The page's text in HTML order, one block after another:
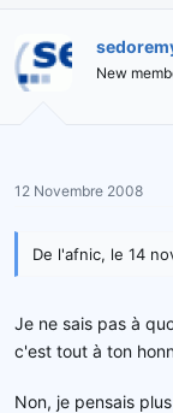
New
12 Novembre 2008
De l'afnic, le 14
Je ne sais pas à
c'est tout à ton
Non, je pensais